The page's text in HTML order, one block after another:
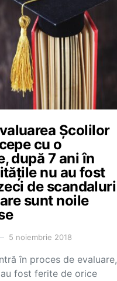
Școlilor
cu o
după 7 ani în
nu au fost
de scandaluri
sunt noile
5 noiembrie 2018
în proces de evaluare,
fost ferite de orice